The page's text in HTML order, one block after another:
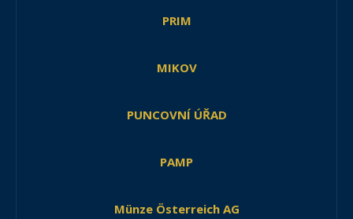
PRIM
MIKOV
PUNCOVNÍ ÚŘAD
PAMP
Münze Österreich AG